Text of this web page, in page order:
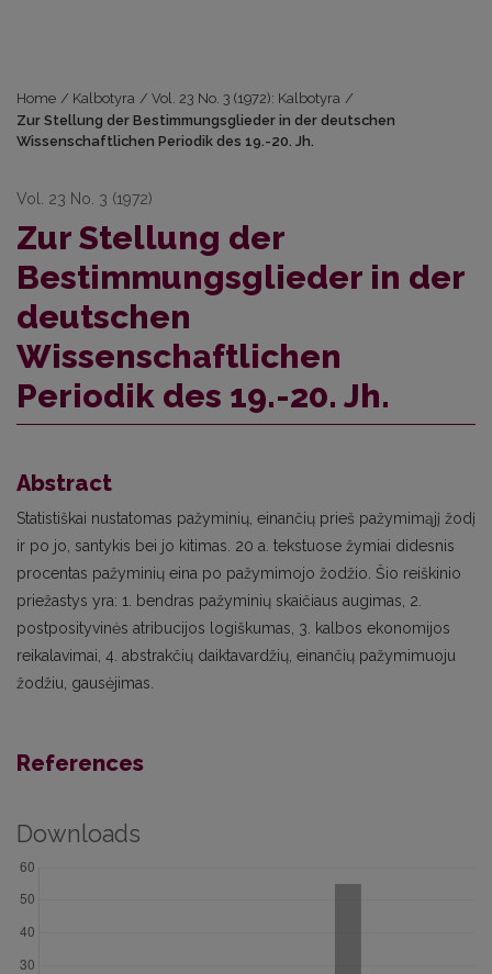
Home / Kalbotyra / Vol. 23 No. 3 (1972): Kalbotyra /
Zur Stellung der Bestimmungsglieder in der deutschen
Wissenschaftlichen Periodik des 19.-20. Jh.
Vol. 23 No. 3 (1972)
Zur Stellung der
Bestimmungsglieder in der
deutschen
Wissenschaftlichen
Periodik des 19.-20. Jh.
Abstract
Statistiškai nustatomas pažyminių, einančių prieš pažymimąjį žodį
ir po jo, santykis bei jo kitimas. 20 a. tekstuose žymiai didesnis
procentas pažyminių eina po pažymimojo žodžio. Šio reiškinio
priežastys yra: 1. bendras pažyminių skaičiaus augimas, 2.
postposityvinės atribucijos logiškumas, 3. kalbos ekonomijos
reikalavimai, 4. abstrakčių daiktavardžių, einančių pažymimuoju
žodžiu, gausėjimas.
References
Downloads